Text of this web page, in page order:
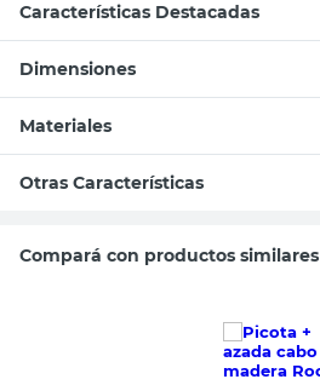
Características Destacadas
Dimensiones
Materiales
Otras Características
Compará con productos similares